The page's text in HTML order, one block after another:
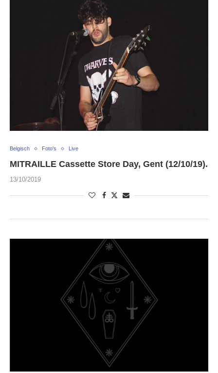
Belgisch Foto's Live
MITRAILLE Cassette Store Day, Gent (12/10/19).
13/10/2019